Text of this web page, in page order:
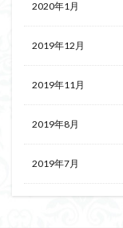
2020年1月
2019年12月
2019年11月
2019年8月
2019年7月